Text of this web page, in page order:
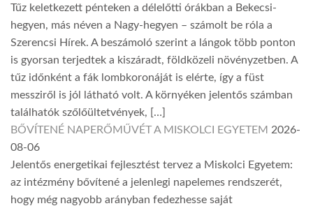
Tűz keletkezett pénteken a délelőtti órákban a Bekecsi-
hegyen, más néven a Nagy-hegyen – számolt be róla a
Szerencsi Hírek. A beszámoló szerint a lángok több ponton
is gyorsan terjedtek a kiszáradt, földközeli növényzetben. A
tűz időnként a fák lombkoronáját is elérte, így a füst
messziről is jól látható volt. A környéken jelentős számban
találhatók szőlőültetvények, […]
BŐVÍTENÉ NAPERŐMŰVÉT A MISKOLCI EGYETEM 2026-
08-06
Jelentős energetikai fejlesztést tervez a Miskolci Egyetem:
az intézmény bővítené a jelenlegi napelemes rendszerét,
hogy még nagyobb arányban fedezhesse saját